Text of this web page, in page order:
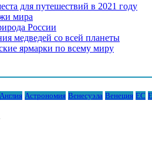
для путешествий в 2021 году
мира
России
медведей со всей планеты
ярмарки по всему миру
Англия Астрономия Венесуэла Венеция ЕС